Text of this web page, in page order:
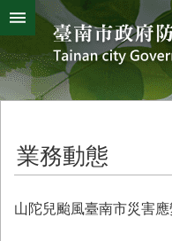
跳到主要內容區塊
搜
尋
進
階
搜
熱
字
颱
風
災
害
救
業務動態
山陀兒颱風臺南市災害